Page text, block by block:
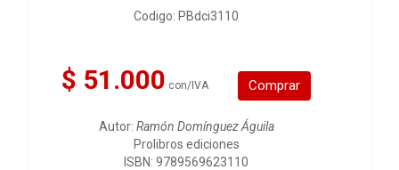
Codigo: PBdci3110
$ 51.000 con/IVA Comprar
Autor: Ramón Domínguez Águila
Prolibros ediciones
ISBN: 9789569623110